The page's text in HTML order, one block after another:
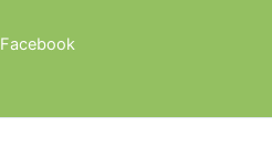
Facebook